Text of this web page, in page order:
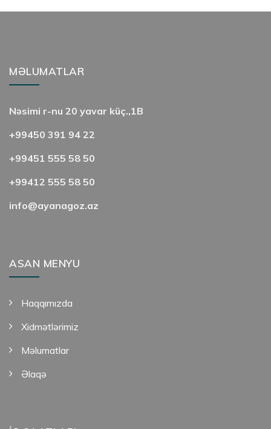
MƏLUMATLAR
Nəsimi r-nu 20 yavar küç.,1B
+99450 391 94 22
+99451 555 58 50
+99412 555 58 50
info@ayanagoz.az
ASAN MENYU
Haqqımızda
Xidmətlərimiz
Məlumatlar
Əlaqə